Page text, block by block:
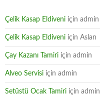
Çelik Kasap Eldiveni için admin
Çelik Kasap Eldiveni için Aslan
Çay Kazanı Tamiri için admin
Alveo Servisi için admin
Setüstü Ocak Tamiri için admin